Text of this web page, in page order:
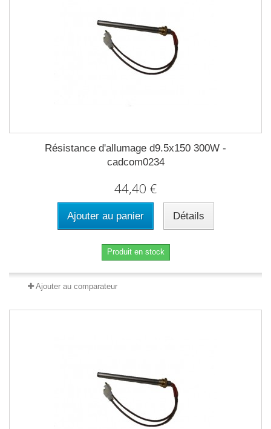
Résistance d'allumage d9.5x150 300W -
cadcom0234
44,40 €
Ajouter au panier Détails
Produit en stock
Ajouter au comparateur